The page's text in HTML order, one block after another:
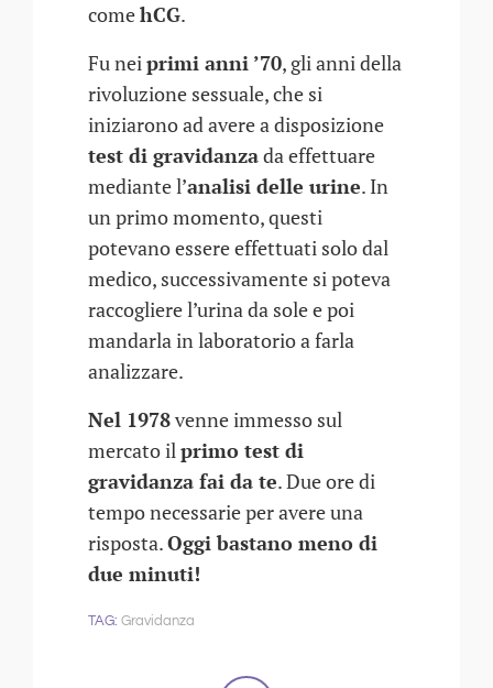
comehCG.
Fu neiprimi anni ’70, gli anni della
rivoluzione sessuale, che si
iniziarono ad avere a disposizione
test di gravidanzada effettuare
mediante l’analisi delle urine. In
un primo momento, questi
potevano essere effettuati solo dal
medico, successivamente si poteva
raccogliere l’urina da sole e poi
mandarla in laboratorio a farla
analizzare.
Nel 1978venne immesso sul
mercato ilprimo test di
gravidanza fai da te. Due ore di
tempo necessarie per avere una
risposta.Oggi bastano meno di
due minuti!
Gravidanza